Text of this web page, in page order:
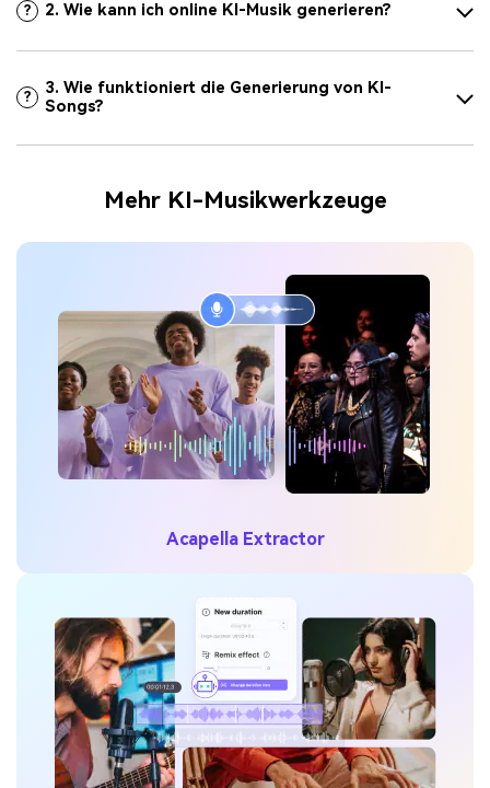
? 2. Wie kann ich online KI-Musik generieren?
?
3. Wie funktioniert die Generierung von KI-
Songs?
Mehr KI-Musikwerkzeuge
Acapella Extractor